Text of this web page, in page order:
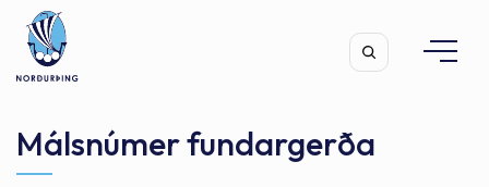
Málsnúmer fundargerða